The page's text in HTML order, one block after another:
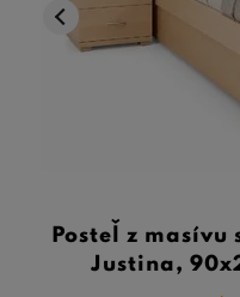
Posteľ z
Justina,